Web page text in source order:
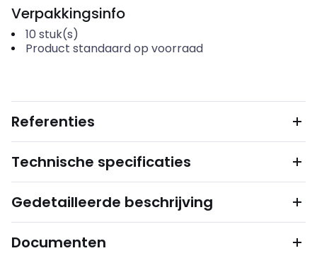
Verpakkingsinfo
10 stuk(s)
Product standaard op voorraad
Referenties
Technische specificaties
Gedetailleerde beschrijving
Documenten